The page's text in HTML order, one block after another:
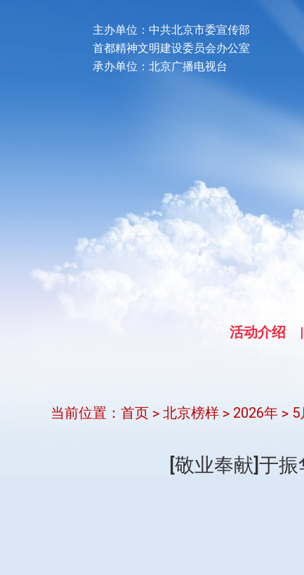
主办单位：中共北京市委宣传部
首都精神文明建设委员会办公室
承办单位：北京广播电视台
活动介绍
当前位置： 首页 > 北京榜样 > 2026年 > 5
[敬业奉献]于